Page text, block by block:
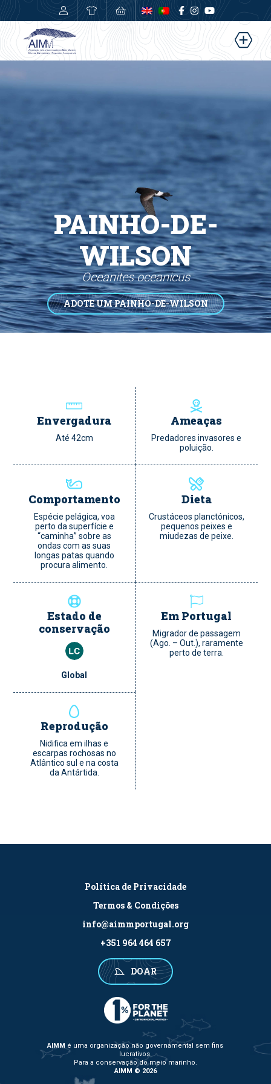
PAINHO-DE-
WILSON
Oceanites oceanicus
ADOTE UM PAINHO-DE-WILSON
Envergadura
Até 42cm
Ameaças
Predadores invasores e
poluição.
Comportamento
Espécie pelágica, voa
perto da superfície e
“caminha” sobre as
ondas com as suas
longas patas quando
procura alimento.
Dieta
Crustáceos planctónicos,
pequenos peixes e
miudezas de peixe.
Estado de
conservação
Global
Em Portugal
Migrador de passagem
(Ago. – Out.), raramente
perto de terra.
Reprodução
Nidifica em ilhas e
escarpas rochosas no
Atlântico sul e na costa
da Antártida.
AIMM é uma organização não governamental sem fins
lucrativos.
Para a conservação do meio marinho.
AIMM © 2026
Política de Privacidade
Termos & Condições
info@aimmportugal.org
+351 964 464 657
DOAR